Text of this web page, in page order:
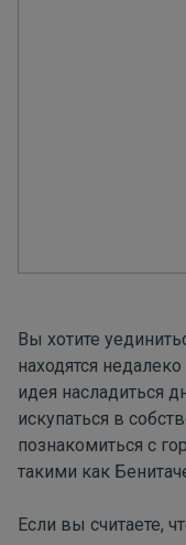
Вы хотите
находятся
идея насладиться
искупаться в
познакомиться с
такими как
Если вы считаете,